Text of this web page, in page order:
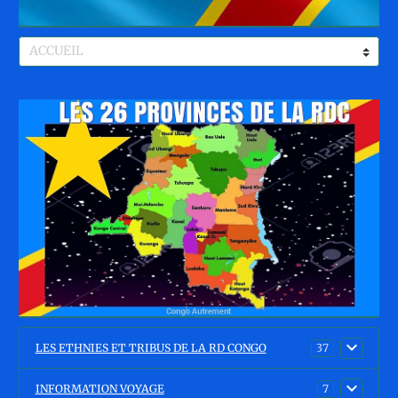
LES ETHNIES ET TRIBUS DE LA RD CONGO 37
INFORMATION VOYAGE 7